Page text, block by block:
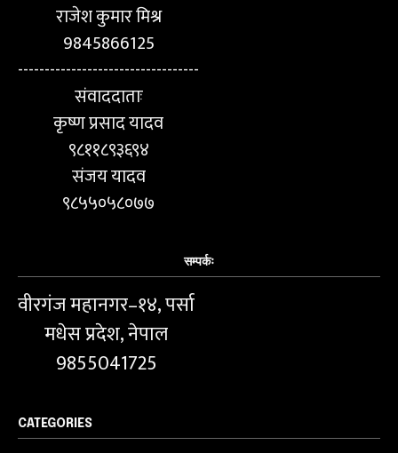
राजेश कुमार मिश्र
9845866125
----------------------------------
संवाददाताः
कृष्ण प्रसाद यादव
९८११८९३६९४
संजय यादव
९८५५०५८०७७
सम्पर्कः
वीरगंज महानगर–१४, पर्सा
मधेस प्रदेश, नेपाल
9855041725
CATEGORIES